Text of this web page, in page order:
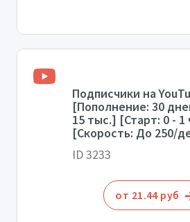
Подписчики на
[Пополнение: 30
15 тыс.] [Старт: 0 - 1
[Скорость: До 250/
ID 3233
от 21.44 руб